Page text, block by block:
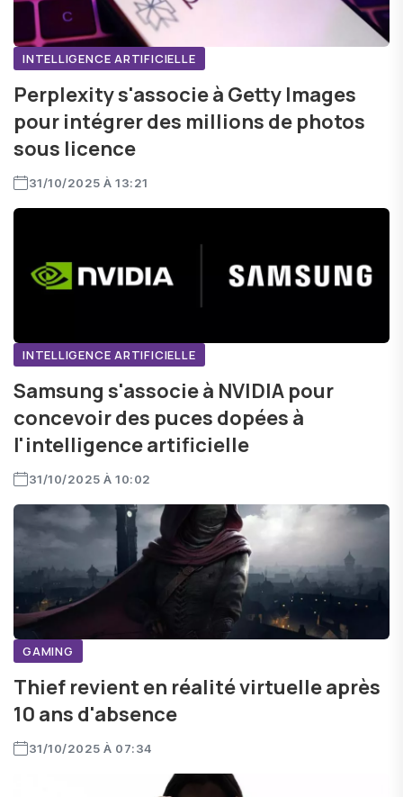
INTELLIGENCE ARTIFICIELLE
Perplexity s'associe à Getty Images
pour intégrer des millions de photos
sous licence
31/10/2025 À 13:21
INTELLIGENCE ARTIFICIELLE
Samsung s'associe à NVIDIA pour
concevoir des puces dopées à
l'intelligence artificielle
31/10/2025 À 10:02
GAMING
Thief revient en réalité virtuelle après
10 ans d'absence
31/10/2025 À 07:34